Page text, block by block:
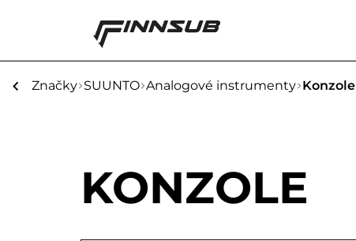
Značky SUUNTO Analogové instrumenty Konzole
KONZOLE